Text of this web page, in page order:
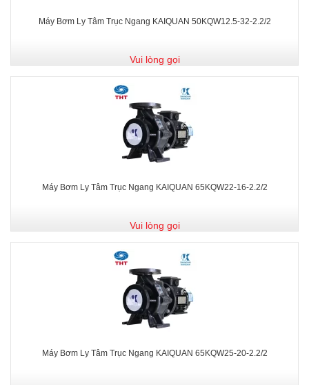
Máy Bơm Ly Tâm Trục Ngang KAIQUAN 50KQW12.5-32-2.2/2
Vui lòng gọi
Máy Bơm Ly Tâm Trục Ngang KAIQUAN 65KQW22-16-2.2/2
Vui lòng gọi
Máy Bơm Ly Tâm Trục Ngang KAIQUAN 65KQW25-20-2.2/2